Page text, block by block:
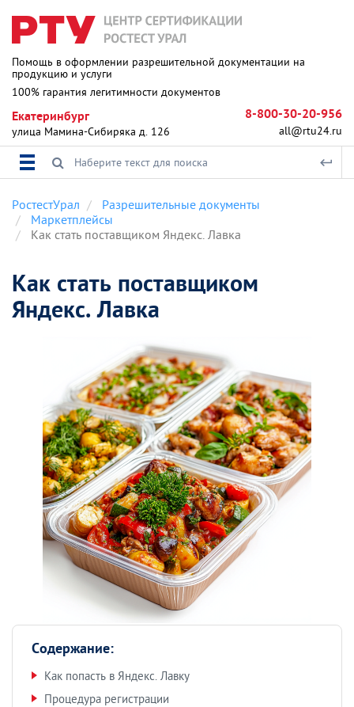
Помощь в оформлении разрешительной документации на
продукцию и услуги
100% гарантия легитимности документов
Екатеринбург
улица Мамина-Сибиряка д. 126
8-800-30-20-956
all@rtu24.ru
РостестУрал
Разрешительные документы
Маркетплейсы
Как стать поставщиком Яндекс. Лавка
Как стать поставщиком
Яндекс. Лавка
Содержание:
Как попасть в Яндекс. Лавку
Процедура регистрации